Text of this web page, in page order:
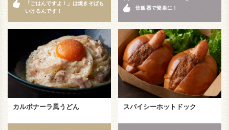
「ごはんですよ！」は焼きそばも
いけるんです！
炊飯器で簡単に！
カルボナーラ風うどん スパイシーホットドック